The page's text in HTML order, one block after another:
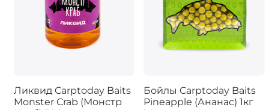
Ликвид Carptoday Baits
Monster Crab (Монстр
Бойлы Carptoday Baits
Pineapple (Ананас) 1кг